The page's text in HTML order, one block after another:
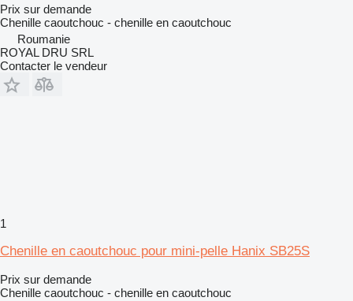
Prix sur demande
Chenille caoutchouc - chenille en caoutchouc
Roumanie
ROYAL DRU SRL
Contacter le vendeur
1
Chenille en caoutchouc pour mini-pelle Hanix SB25S
Prix sur demande
Chenille caoutchouc - chenille en caoutchouc